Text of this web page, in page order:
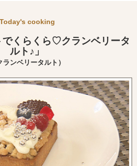
Today's cooking
でくらくら♡クランベリータ
ルト♪」
ランベリータルト）